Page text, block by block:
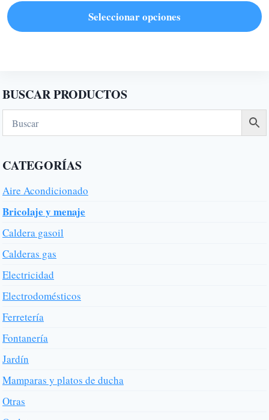
Seleccionar opciones
múltiples
Las
opciones
pueden
elegir
la
página
de
BUSCAR PRODUCTOS
CATEGORÍAS
Aire Acondicionado
Bricolaje y menaje
Caldera gasoil
Calderas gas
Electricidad
Electrodomésticos
Ferretería
Fontanería
Jardín
Mamparas y platos de ducha
Otras